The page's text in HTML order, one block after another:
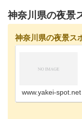
神奈川県の夜景
神奈川県の夜景ス
www.yakei-spot.net